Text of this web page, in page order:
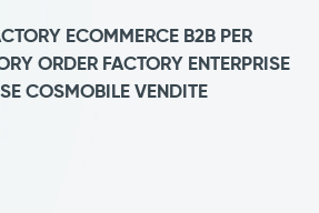
ECOMMERCE B2B PER
ORDER FACTORY ENTERPRISE
COSMOBILE VENDITE